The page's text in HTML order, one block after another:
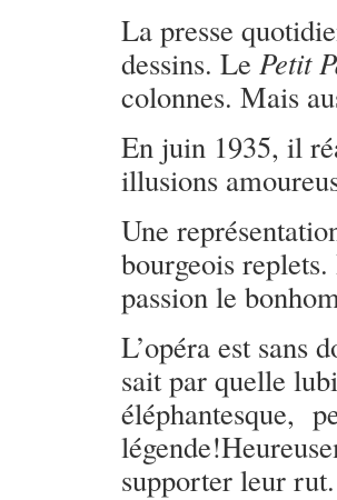
La presse
dessins. Le Petit
colonnes. Mais
En juin 1935, il
illusions
Une
bourgeois
passion le
L’opéra est sans
sait par quelle
éléphantesque,
supporter leur rut.